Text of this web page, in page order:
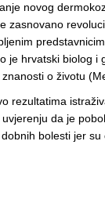
novog
zasnovano
hrvatski biolog i
o životu
rezultatima
da je
bolesti jer